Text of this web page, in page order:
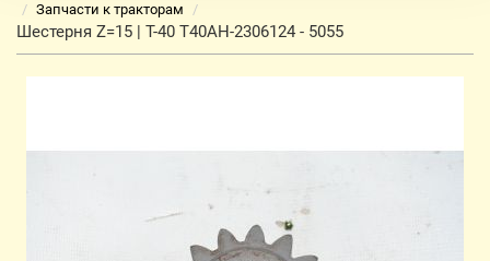
Запчасти к тракторам
Шестерня Z=15 | Т-40 Т40АН-2306124 - 5055